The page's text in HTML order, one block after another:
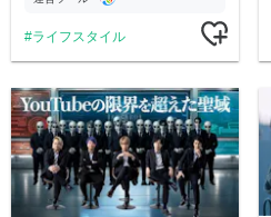
ライフスタイル